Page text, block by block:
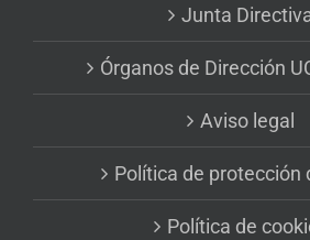
Junta
Órganos de Dirección
Aviso legal
Política de protección
Política de